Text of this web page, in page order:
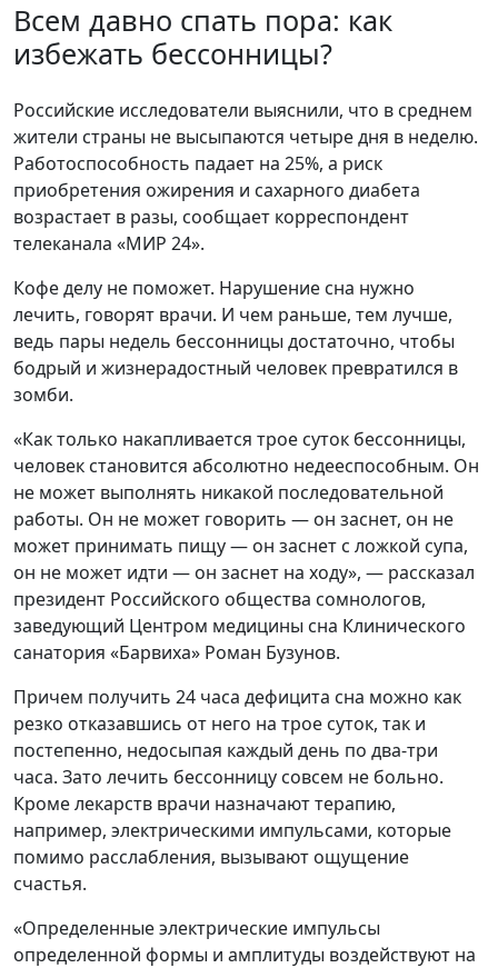
Всем давно спать пора: как
избежать бессонницы?
Российские исследователи выяснили, что в среднем
жители страны не высыпаются четыре дня в неделю.
Работоспособность падает на 25%, а риск
приобретения ожирения и сахарного диабета
возрастает в разы, сообщает корреспондент
телеканала «МИР 24».
Кофе делу не поможет. Нарушение сна нужно
лечить, говорят врачи. И чем раньше, тем лучше,
ведь пары недель бессонницы достаточно, чтобы
бодрый и жизнерадостный человек превратился в
зомби.
«Как только накапливается трое суток бессонницы,
человек становится абсолютно недееспособным. Он
не может выполнять никакой последовательной
работы. Он не может говорить — он заснет, он не
может принимать пищу — он заснет с ложкой супа,
он не может идти — он заснет на ходу», — рассказал
президент Российского общества сомнологов,
заведующий Центром медицины сна Клинического
санатория «Барвиха» Роман Бузунов.
Причем получить 24 часа дефицита сна можно как
резко отказавшись от него на трое суток, так и
постепенно, недосыпая каждый день по два-три
часа. Зато лечить бессонницу совсем не больно.
Кроме лекарств врачи назначают терапию,
например, электрическими импульсами, которые
помимо расслабления, вызывают ощущение
счастья.
«Определенные электрические импульсы
определенной формы и амплитуды воздействуют на